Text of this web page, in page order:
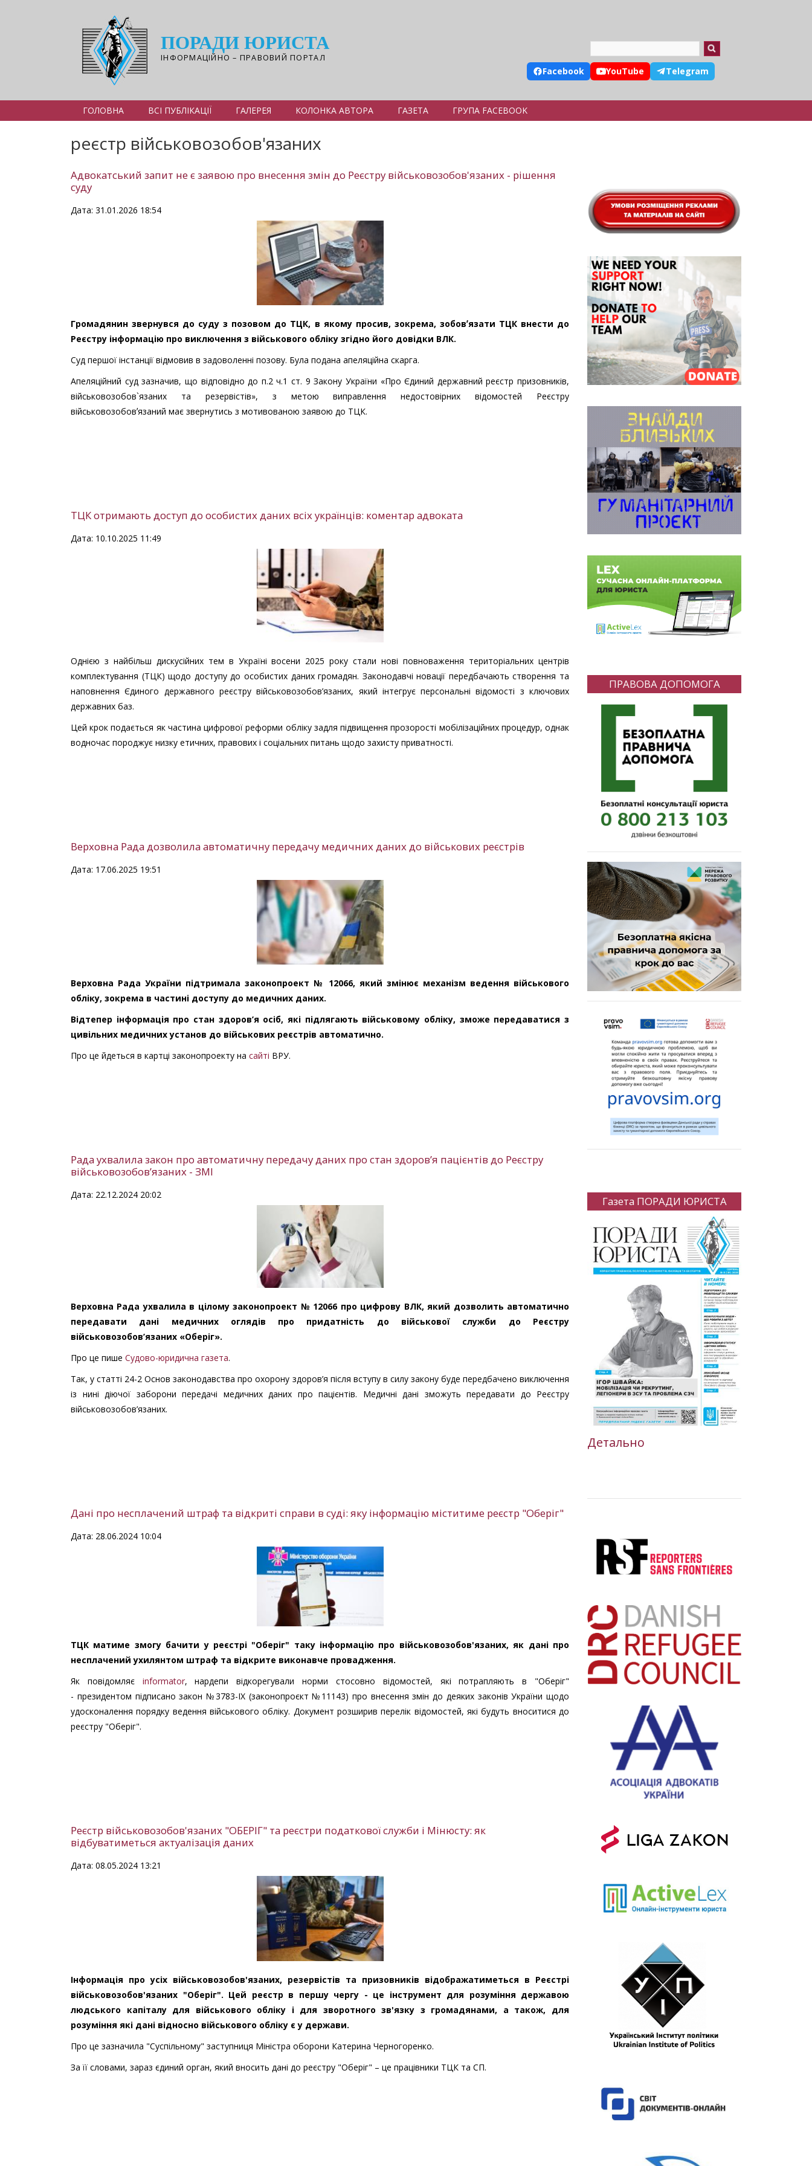
ПОРАДИ ЮРИСТА
ІНФОРМАЦІЙНО – ПРАВОВИЙ ПОРТАЛ
Facebook YouTube Telegram
ГОЛОВНА ВСІ ПУБЛІКАЦІЇ ГАЛЕРЕЯ КОЛОНКА АВТОРА ГАЗЕТА ГРУПА FACEBOOK
реєстр військовозобов'язаних
Адвокатський запит не є заявою про внесення змін до Реєстру військовозобов'язаних - рішення
суду
Дата: 31.01.2026 18:54
Громадянин звернувся до суду з позовом до ТЦК, в якому просив, зокрема, зобовʼязати ТЦК внести до
Реєстру інформацію про виключення з військового обліку згідно його довідки ВЛК.
Суд першої інстанції відмовив в задоволенні позову. Була подана апеляційна скарга.
Апеляційний суд зазначив, що відповідно до п.2 ч.1 ст. 9 Закону України «Про Єдиний державний реєстр призовників,
військовозобов`язаних та резервістів», з метою виправлення недостовірних відомостей Реєстру
військовозобовʼязаний має звернутись з мотивованою заявою до ТЦК.
ТЦК отримають доступ до особистих даних всіх українців: коментар адвоката
Дата: 10.10.2025 11:49
Однією з найбільш дискусійних тем в Україні восени 2025 року стали нові повноваження територіальних центрів
комплектування (ТЦК) щодо доступу до особистих даних громадян. Законодавчі новації передбачають створення та
наповнення Єдиного державного реєстру військовозобов’язаних, який інтегрує персональні відомості з ключових
державних баз.
Цей крок подається як частина цифрової реформи обліку задля підвищення прозорості мобілізаційних процедур, однак
водночас породжує низку етичних, правових і соціальних питань щодо захисту приватності.
Верховна Рада дозволила автоматичну передачу медичних даних до військових реєстрів
Дата: 17.06.2025 19:51
Верховна Рада України підтримала законопроект № 12066, який змінює механізм ведення військового
обліку, зокрема в частині доступу до медичних даних.
Відтепер інформація про стан здоров’я осіб, які підлягають військовому обліку, зможе передаватися з
цивільних медичних установ до військових реєстрів автоматично.
Про це йдеться в картці законопроекту на сайті ВРУ.
Рада ухвалила закон про автоматичну передачу даних про стан здоров’я пацієнтів до Реєстру
військовозобов’язаних - ЗМІ
Дата: 22.12.2024 20:02
Верховна Рада ухвалила в цілому законопроект № 12066 про цифрову ВЛК, який дозволить автоматично
передавати дані медичних оглядів про придатність до військової служби до Реєстру
військовозобов’язаних «Оберіг».
Про це пише Судово-юридична газета.
Так, у статті 24-2 Основ законодавства про охорону здоров’я після вступу в силу закону буде передбачено виключення
із нині діючої заборони передачі медичних даних про пацієнтів. Медичні дані зможуть передавати до Реєстру
військовозобов’язаних.
Дані про несплачений штраф та відкриті справи в суді: яку інформацію міститиме реєстр "Оберіг"
Дата: 28.06.2024 10:04
ТЦК матиме змогу бачити у реєстрі "Оберіг" таку інформацію про військовозобов'язаних, як дані про
несплачений ухилянтом штраф та відкрите виконавче провадження.
Як повідомляє informator, нардепи відкорегували норми стосовно відомостей, які потрапляють в "Оберіг"
- президентом підписано закон №3783-IX (законопроєкт №11143) про внесення змін до деяких законів України щодо
удосконалення порядку ведення військового обліку. Документ розширив перелік відомостей, які будуть вноситися до
реєстру "Оберіг".
Реєстр військовозобов'язаних "ОБЕРІГ" та реєстри податкової служби і Мінюсту: як
відбуватиметься актуалізація даних
Дата: 08.05.2024 13:21
Інформація про усіх військовозобов'язаних, резервістів та призовників відображатиметься в Реєстрі
військовозобов'язаних "Оберіг". Цей реєстр в першу чергу - це інструмент для розуміння державою
людського капіталу для військового обліку і для зворотного зв'язку з громадянами, а також, для
розуміння які дані відносно військового обліку є у держави.
Про це зазначила "Суспільному" заступниця Міністра оборони Катерина Черногоренко.
За її словами, зараз єдиний орган, який вносить дані до реєстру "Оберіг" – це працівники ТЦК та СП.
ПРАВОВА ДОПОМОГА
Газета ПОРАДИ ЮРИСТА
Детально